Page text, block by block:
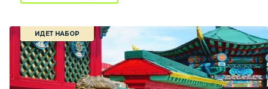
ИДЕТ НАБОР